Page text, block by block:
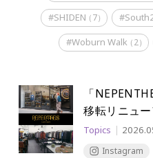
#SHIDEN（7）
#Woburn Walk（2）
「
移転リニュ
Topics
Instagram